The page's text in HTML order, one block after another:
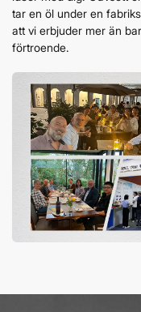
tar en öl under en
att vi erbjuder mer än
förtroende.